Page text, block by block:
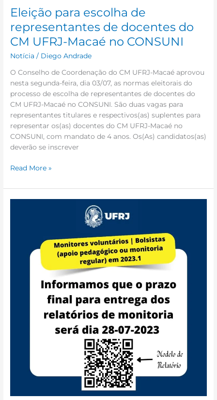
Eleição para escolha de
representantes de docentes do
CM UFRJ-Macaé no CONSUNI
Notícia / Diego Andrade
O Conselho de Coordenação do CM UFRJ-Macaé aprovou
nesta segunda-feira, dia 03/07, as normas eleitorais do
processo de escolha de representantes de docentes do
CM UFRJ-Macaé no CONSUNI. São duas vagas para
representantes titulares e respectivos(as) suplentes para
representar os(as) docentes do CM UFRJ-Macaé no
CONSUNI, com mandato de 4 anos. Os(As) candidatos(as)
deverão se inscrever
Eleição
escolha
de
representantes
docentes
do
CM
UFRJ-
Macaé
no
CONSUNI
Read More »
bolsistas